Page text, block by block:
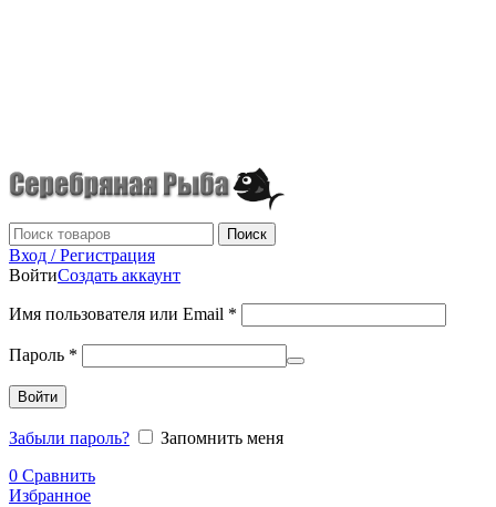
Поиск
Вход / Регистрация
ВойтиСоздать аккаунт
Имя пользователя или Email *
Пароль *
Войти
Забыли пароль?
Запомнить меня
0 Сравнить
Избранное